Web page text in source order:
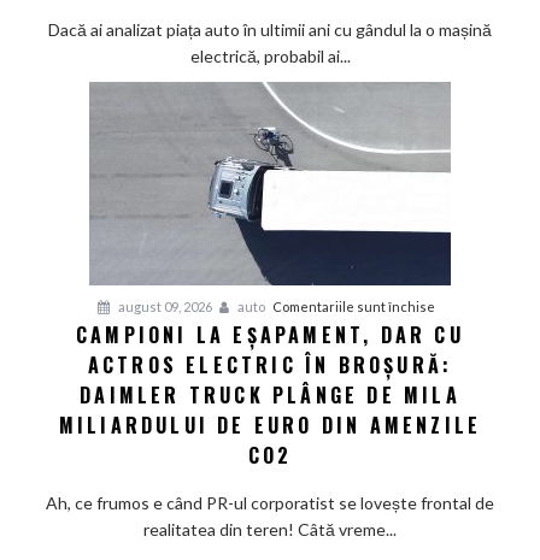
masiv,
showroom-
uri
să
la
de
repede.
De
ce
Dacă ai analizat piața auto în ultimii ani cu gândul la o mașină
electrică, probabil ai...
august 09, 2026 auto Comentariile sunt închise
Campioni
la
eșapament,
cu
CAMPIONI LA EȘAPAMENT, DAR CU
ACTROS ELECTRIC ÎN BROȘURĂ:
DAIMLER TRUCK PLÂNGE DE MILA
MILIARDULUI DE EURO DIN AMENZILE
CO2
Ah, ce frumos e când PR-ul corporatist se lovește frontal de
realitatea din teren! Câtă vreme...